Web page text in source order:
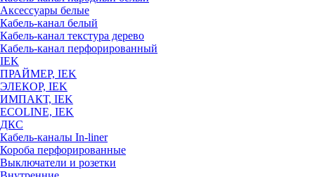
Аксессуары белые
Кабель-канал белый
Кабель-канал текстура дерево
Кабель-канал перфорированный
IEK
ПРАЙМЕР, IEK
ЭЛЕКОР, IEK
ИМПАКТ, IEK
ECOLINE, IEK
ДКС
Кабель-каналы In-liner
Короба перфорированные
Выключатели и розетки